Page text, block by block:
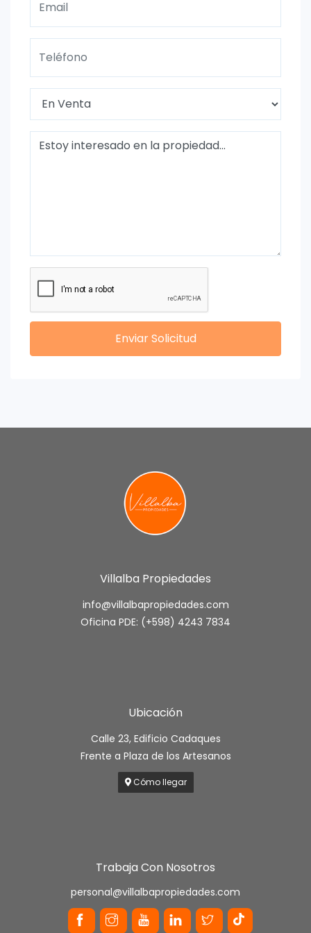
Enviar Solicitud
Villalba Propiedades
info@villalbapropiedades.com
Oficina PDE: (+598) 4243 7834
Ubicación
Calle 23, Edificio Cadaques
Frente a Plaza de los Artesanos
Cómo llegar
Trabaja Con Nosotros
personal@villalbapropiedades.com